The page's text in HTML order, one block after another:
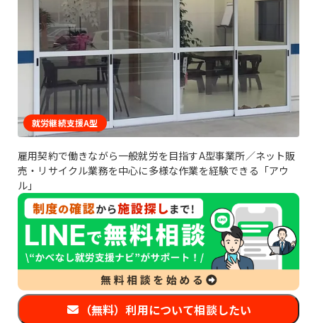
就労継続支援A型
雇用契約で働きながら一般就労を目指すA型事業所／ネット販
売・リサイクル業務を中心に多様な作業を経験できる「アウ
ル」
（無料）利用について相談したい